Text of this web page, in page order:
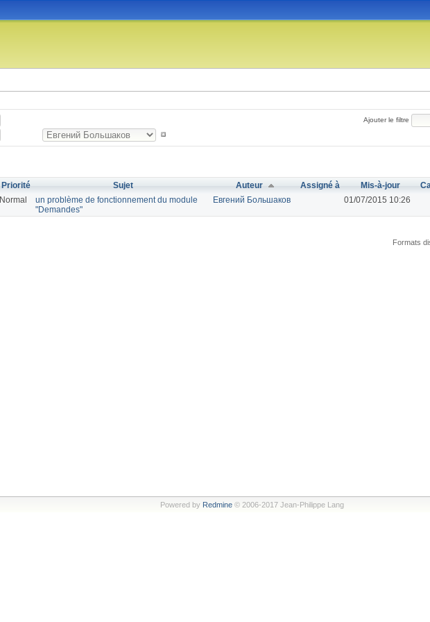
Ajouter le filtre
Priorité Sujet Auteur Assigné à Mis-à-jour
Normal
un problème de fonctionnement du module
"Demandes"
Евгений Большаков 01/07/2015 10:26
Formats
Powered by Redmine© 2006-2017 Jean-Philippe Lang